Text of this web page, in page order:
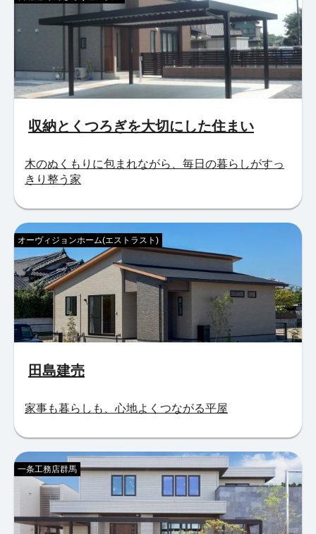
収納とくつろぎを大切にした住まい
木のぬくもりに包まれながら、毎日の暮らしがすっ
きり整う家
田島建売
オーヴィジョンホーム(エストラスト)
家事も暮らしも、心地よくつながる平屋
一条工務店群馬